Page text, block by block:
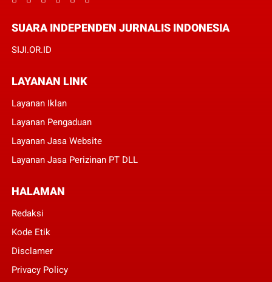
SUARA INDEPENDEN JURNALIS INDONESIA
SIJI.OR.ID
LAYANAN LINK
Layanan Iklan
Layanan Pengaduan
Layanan Jasa Website
Layanan Jasa Perizinan PT DLL
HALAMAN
Redaksi
Kode Etik
Disclamer
Privacy Policy